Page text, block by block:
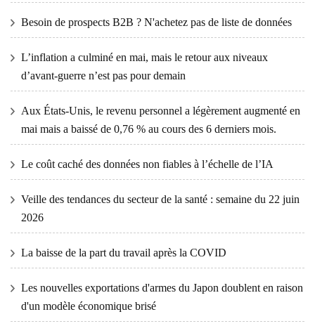
Besoin de prospects B2B ? N'achetez pas de liste de données
L’inflation a culminé en mai, mais le retour aux niveaux
d’avant-guerre n’est pas pour demain
Aux États-Unis, le revenu personnel a légèrement augmenté en
mai mais a baissé de 0,76 % au cours des 6 derniers mois.
Le coût caché des données non fiables à l’échelle de l’IA
Veille des tendances du secteur de la santé : semaine du 22 juin
2026
La baisse de la part du travail après la COVID
Les nouvelles exportations d'armes du Japon doublent en raison
d'un modèle économique brisé